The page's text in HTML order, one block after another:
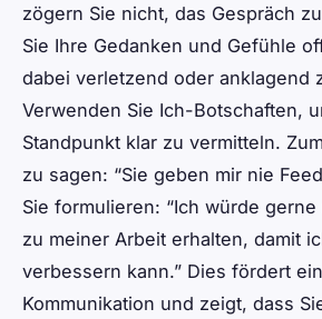
zögern Sie nicht, das Gespräch
Sie Ihre Gedanken und Gefühle
dabei verletzend oder anklagend
Verwenden Sie Ich-Botschaften,
Standpunkt klar zu vermitteln.
zu sagen: “Sie geben mir nie
Sie formulieren: “Ich würde
zu meiner Arbeit erhalten, damit
verbessern kann.” Dies fördert
Kommunikation und zeigt, dass